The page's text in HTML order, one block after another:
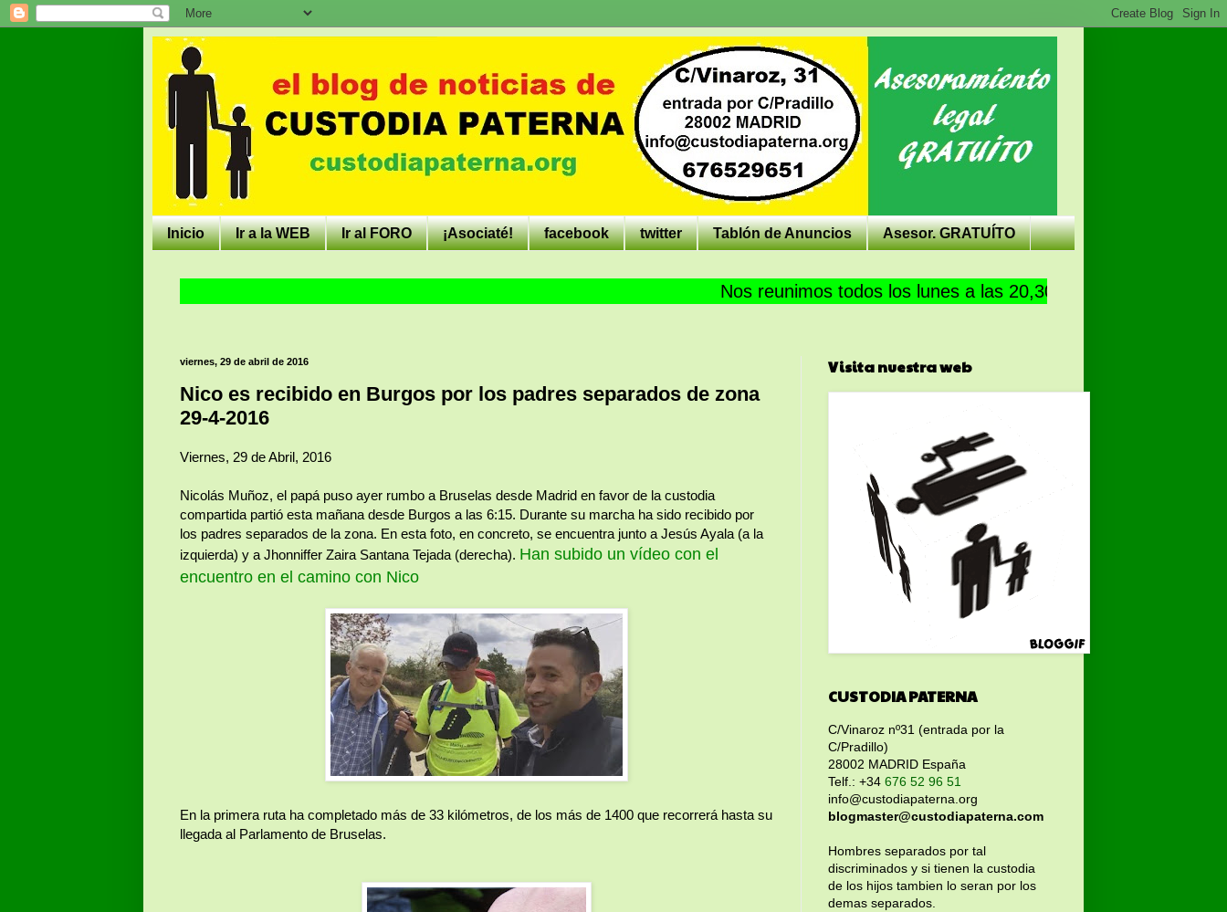
Inicio Ir a la WEB Ir al FORO ¡Asociaté! facebook twitter Tablón de Anuncios Asesor. GRATUÍTO
Nos reunimos todos los lunes a las 20,30 horas en la C/Vinaroz
viernes, 29 de abril de 2016
Nico es recibido en Burgos por los padres separados de zona
29-4-2016
Viernes, 29 de Abril, 2016
Nicolás Muñoz, el papá puso ayer rumbo a Bruselas desde Madrid en favor de la custodia
compartida partió esta mañana desde Burgos a las 6:15. Durante su marcha ha sido recibido por
los padres separados de la zona. En esta foto, en concreto, se encuentra junto a Jesús Ayala (a la
izquierda) y a Jhonniffer Zaira Santana Tejada (derecha). Han subido un vídeo con el
encuentro en el camino con Nico
En la primera ruta ha completado más de 33 kilómetros, de los más de 1400 que recorrerá hasta su
llegada al Parlamento de Bruselas.
Visita nuestra web
CUSTODIA PATERNA
C/Vinaroz nº31 (entrada por la
C/Pradillo)
28002 MADRID España
Telf.: +34 676 52 96 51
info@custodiapaterna.org
blogmaster@custodiapaterna.com
Hombres separados por tal
discriminados y si tienen la custodia
de los hijos tambien lo seran por los
demas separados.